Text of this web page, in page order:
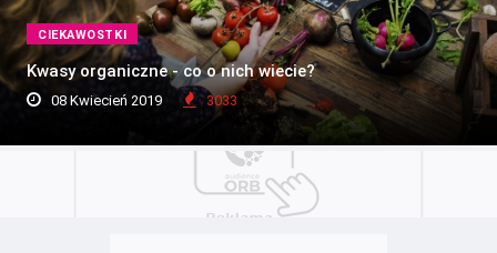
CIEKAWOSTKI
Kwasy organiczne - co o nich wiecie?
08 Kwiecień 2019 3033